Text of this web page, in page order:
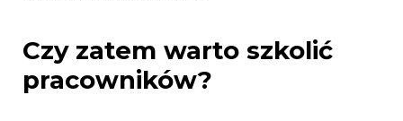
Czy zatem warto szkolić
pracowników?